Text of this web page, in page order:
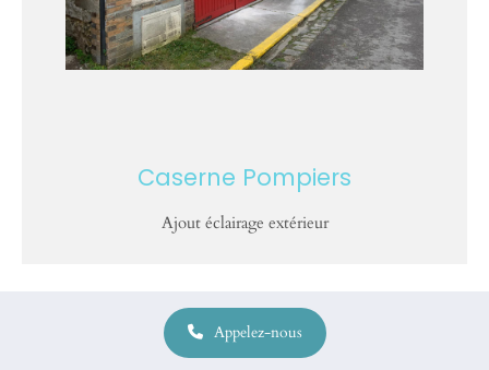
Caserne Pompiers
Ajout éclairage extérieur
Appelez-nous